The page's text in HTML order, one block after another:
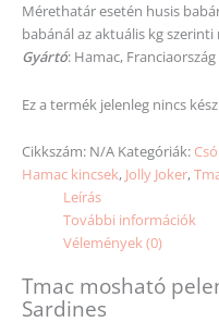
Mérethatár esetén husis
babánál az aktuális kgszerinti
Gyártó: Hamac, Franciaország
Ez a termék jelenleg nincs
Cikkszám: N/A Kategóriák:
Hamac kincsek, Jolly Joker,
Leírás
További információk
Vélemények (0)
Tmac mosható
Sardines